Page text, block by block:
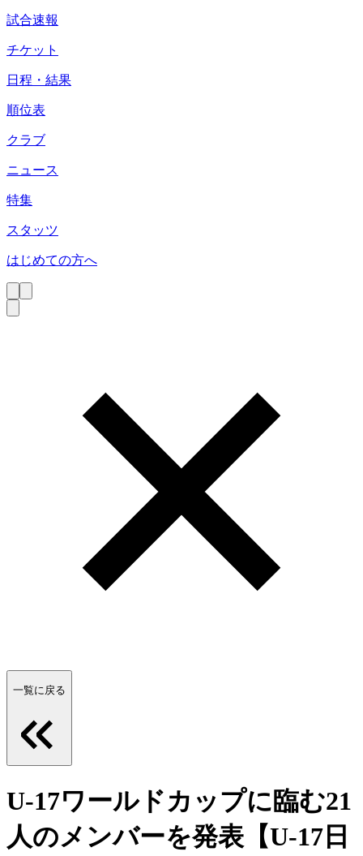
試合速報
チケット
日程・結果
順位表
クラブ
ニュース
特集
スタッツ
はじめての方へ
一覧に戻る
U-17ワールドカップに臨む21
人のメンバーを発表【U-17日